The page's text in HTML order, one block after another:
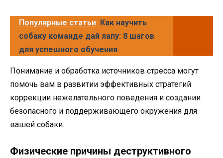
Популярные статьи Как научить
собаку команде дай лапу: 8 шагов
для успешного обучения
Понимание и обработка источников стресса могут
помочь вам в развитии эффективных стратегий
коррекции нежелательного поведения и создании
безопасного и поддерживающего окружения для
вашей собаки.
Физические причины деструктивного